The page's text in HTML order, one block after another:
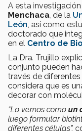
A esta
Menchaca , de la
León , así como
doctorado que
en el Centro de
La Dra. Trujillo
conjunto pueden
través de diferentes
considera que es
decorar con
“Lo vemos como un
luego formular
diferentes células”,